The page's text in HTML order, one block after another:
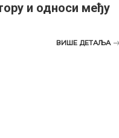
и односи међу
ВИШЕ ДЕТАЉА